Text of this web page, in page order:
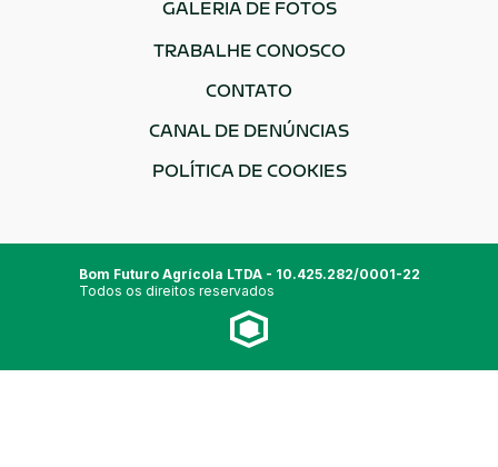
GALERIA DE FOTOS
TRABALHE CONOSCO
CONTATO
CANAL DE DENÚNCIAS
POLÍTICA DE COOKIES
Bom Futuro Agrícola LTDA - 10.425.282/0001-22
Todos os direitos reservados